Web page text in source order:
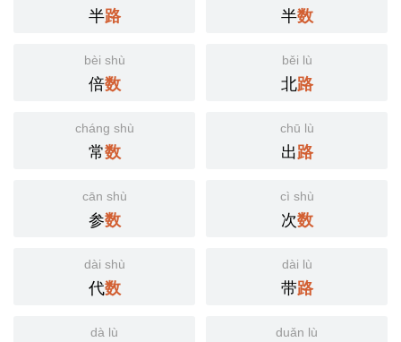
半路 半数
bèi shù
倍数
běi lù
北路
cháng shù
常数
chū lù
出路
cān shù
参数
cì shù
次数
dài shù
代数
dài lù
带路
dà lù duǎn lù